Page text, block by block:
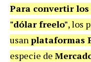
Para convertir
"dólar freelo", los
usan plataformas
especie de